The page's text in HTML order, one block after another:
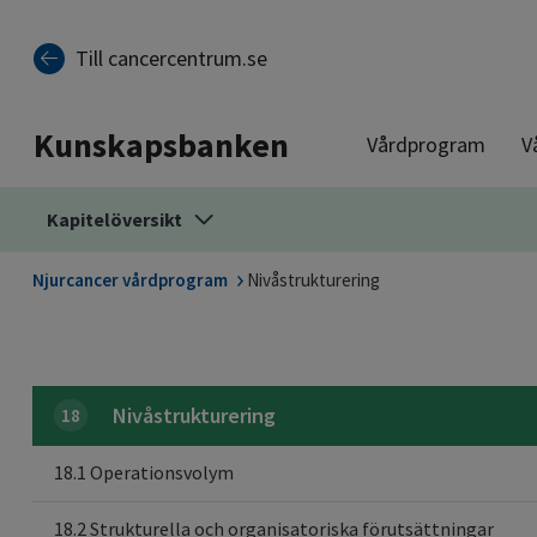
Till cancercentrum.se
Kunskapsbanken Vårdprogram
Kapitelöversikt
Njurcancer vårdprogram Nivåstrukturering
18 Nivåstrukturering
18.1 Operationsvolym
18.2 Strukturella och organisatoriska förutsättningar